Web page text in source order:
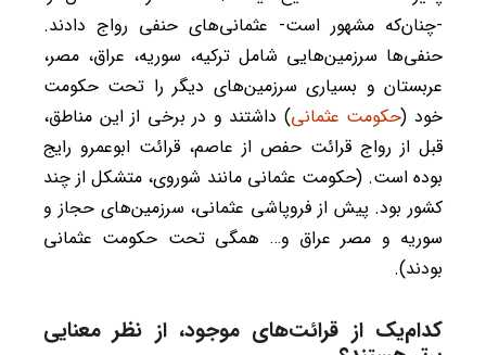
-چنان‌که مشهور است- عثمانی‌های حنفی رواج دادند.
حنفی‌ها سرزمین‌هایی شامل ترکیه، سوریه، عراق، مصر،
عربستان و بسیاری سرزمین‌های دیگر را تحت حکومت
خود (حکومت عثمانی) داشتند و در برخی از این مناطق،
قبل از رواج قرائت حفص از عاصم، قرائت ابوعمرو رایج
بوده است. (حکومت عثمانی مانند شوروی، متشکل از چند
کشور بود. پیش از فروپاشی عثمانی، سرزمین‌های حجاز و
سوریه و مصر عراق و… همگی تحت حکومت عثمانی
بودند).
کدام‌یک از قرائت‌های موجود، از نظر معنایی